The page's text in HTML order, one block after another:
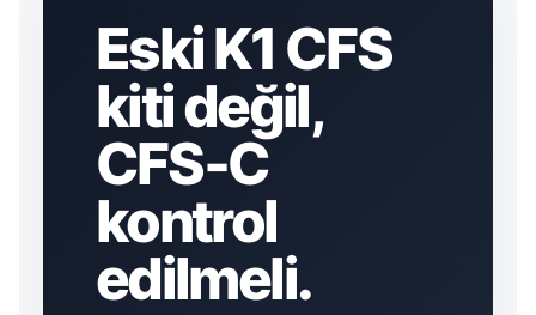
Eski K1 CFS
kiti değil,
CFS‑C
kontrol
edilmeli.